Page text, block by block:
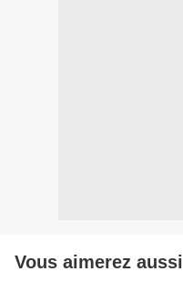
Vous aimerez aussi